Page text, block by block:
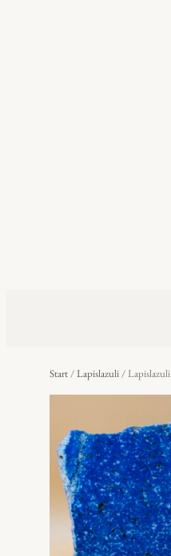
Start/Lapislazuli/ Lapislazuli